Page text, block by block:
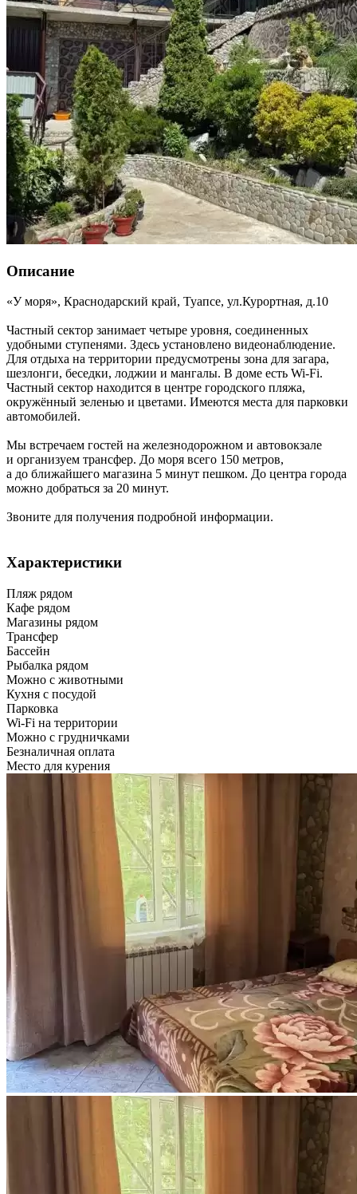
Описание
«У моря», Краснодарский край, Туапсе, ул.Курортная, д.10
Частный сектор занимает четыре уровня, соединенных
удобными ступенями. Здесь установлено видеонаблюдение.
Для отдыха на территории предусмотрены зона для загара,
шезлонги, беседки, лоджии и мангалы. В доме есть Wi-Fi.
Частный сектор находится в центре городского пляжа,
окружённый зеленью и цветами. Имеются места для парковки
автомобилей.
Мы встречаем гостей на железнодорожном и автовокзале
и организуем трансфер. До моря всего 150 метров,
а до ближайшего магазина 5 минут пешком. До центра города
можно добраться за 20 минут.
Звоните для получения подробной информации.
Характеристики
Пляж рядом
Кафе рядом
Магазины рядом
Трансфер
Бассейн
Рыбалка рядом
Можно с животными
Кухня с посудой
Парковка
Wi-Fi на территории
Можно с грудничками
Безналичная оплата
Место для курения